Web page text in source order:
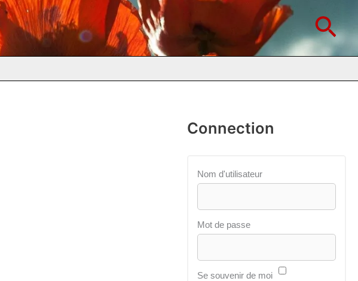
Connection
Nom d'utilisateur
Mot de passe
Se souvenir de moi